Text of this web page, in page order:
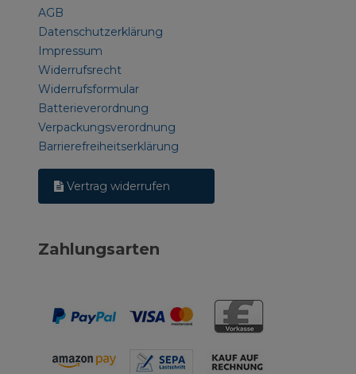
AGB
Datenschutzerklärung
Impressum
Widerrufsrecht
Widerrufsformular
Batterieverordnung
Verpackungsverordnung
Barrierefreiheitserklärung
Vertrag widerrufen
Zahlungsarten